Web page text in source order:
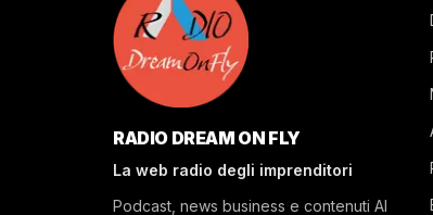
RADIO DREAM ON FLY
La web radio degli imprenditori
Podcast, news business e contenuti AI